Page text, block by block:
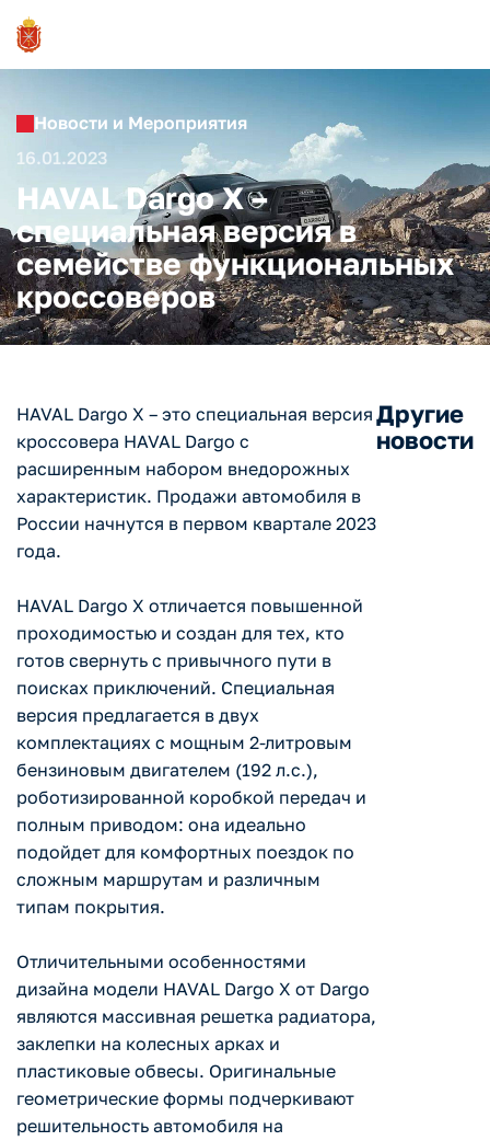
Новости и Мероприятия
16.01.2023
HAVAL Dargo X –
специальная версия в
семействе функциональных
кроссоверов
HAVAL Dargo X – это специальная версия
кроссовера HAVAL Dargo с
расширенным набором внедорожных
характеристик. Продажи автомобиля в
России начнутся в первом квартале 2023
года.
HAVAL Dargo X отличается повышенной
проходимостью и создан для тех, кто
готов свернуть с привычного пути в
поисках приключений. Специальная
версия предлагается в двух
комплектациях с мощным 2-литровым
бензиновым двигателем (192 л.с.),
роботизированной коробкой передач и
полным приводом: она идеально
подойдет для комфортных поездок по
сложным маршрутам и различным
типам покрытия.
Отличительными особенностями
дизайна модели HAVAL Dargo X от Dargo
являются массивная решетка радиатора,
заклепки на колесных арках и
пластиковые обвесы. Оригинальные
геометрические формы подчеркивают
решительность автомобиля на
Другие
новости